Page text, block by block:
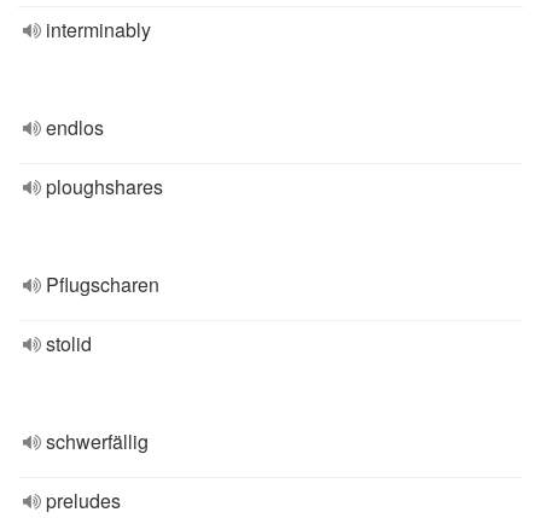
interminably
endlos
ploughshares
Pflugscharen
stolid
schwerfällig
preludes